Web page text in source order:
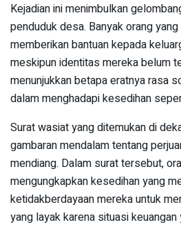
Kejadian ini menimbulkan
penduduk desa. Banyak orang
memberikan bantuan kepada
meskipun identitas mereka belum
menunjukkan betapa eratnya rasa
dalam menghadapi kesedihan
Surat wasiat yang ditemukan di
gambaran mendalam tentang
mendiang. Dalam surat tersebut,
mengungkapkan kesedihan yang
ketidakberdayaan mereka untuk
yang layak karena situasi keuangan